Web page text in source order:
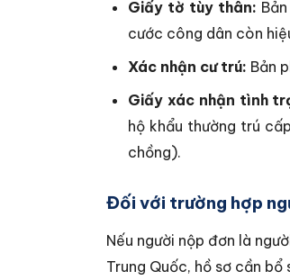
Giấy tờ tùy thân:
cước công dân còn
Xác nhận cư trú: Bản
Giấy xác nhận tình
hộ khẩu thường trú
chồng).
Đối với trường hợp
Nếu người nộp đơn là
Trung Quốc, hồ sơ cần bổ